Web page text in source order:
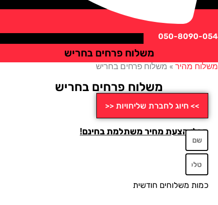
050-
משלוח פרחים בחריש
מהיר »משלוח פרחים בחריש
משלוח פרחים בחריש
>> חיוג לחברת שליחויות <<
הצעת מחיר משתלמת בחינם!
משלוחים חודשית